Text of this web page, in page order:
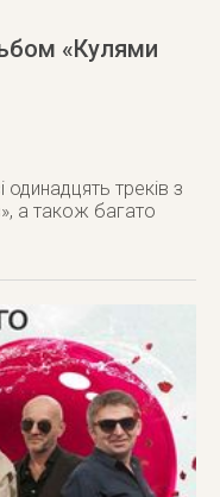
«Кулями
одинадцять треків з
а також багато